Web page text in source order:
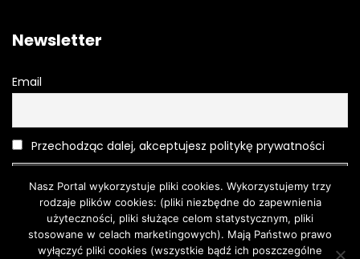
Newsletter
Email
Przechodząc dalej, akceptujesz politykę prywatności
Nasz Portal wykorzystuje pliki cookies. Wykorzystujemy trzy
rodzaje plików cookies: (pliki niezbędne do zapewnienia
użyteczności, pliki służące celom statystycznym, pliki
stosowane w celach marketingowych). Mają Państwo prawo
wyłączyć pliki cookies (wszystkie bądź ich poszczególne